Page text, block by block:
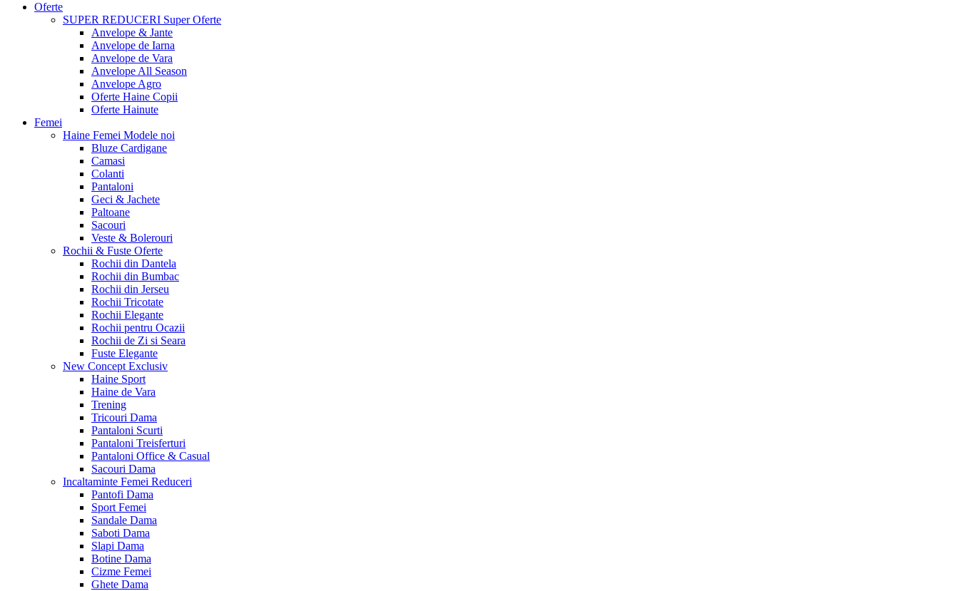
Oferte
SUPER REDUCERI Super Oferte
Anvelope & Jante
Anvelope de Iarna
Anvelope de Vara
Anvelope All Season
Anvelope Agro
Oferte Haine Copii
Oferte Hainute
Femei
Haine Femei Modele noi
Bluze Cardigane
Camasi
Colanti
Pantaloni
Geci & Jachete
Paltoane
Sacouri
Veste & Bolerouri
Rochii & Fuste Oferte
Rochii din Dantela
Rochii din Bumbac
Rochii din Jerseu
Rochii Tricotate
Rochii Elegante
Rochii pentru Ocazii
Rochii de Zi si Seara
Fuste Elegante
New Concept Exclusiv
Haine Sport
Haine de Vara
Trening
Tricouri Dama
Pantaloni Scurti
Pantaloni Treisferturi
Pantaloni Office & Casual
Sacouri Dama
Incaltaminte Femei Reduceri
Pantofi Dama
Sport Femei
Sandale Dama
Saboti Dama
Slapi Dama
Botine Dama
Cizme Femei
Ghete Dama